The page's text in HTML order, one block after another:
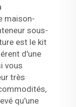
maison-
sous-
est le kit
d'une
vous
très
qu'une